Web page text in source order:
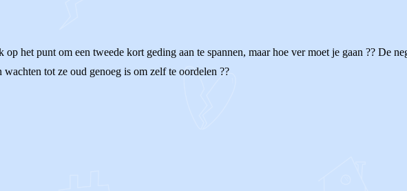
het punt om een tweede kort geding aan te spannen, maar hoe ver moet je gaan ?? De
tot ze oud genoeg is om zelf te oordelen ??